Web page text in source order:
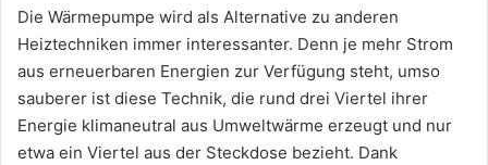
Die Wärmepumpe wird als Alternative zu anderen
Heiztechniken immer interessanter. Denn je mehr Strom
aus erneuerbaren Energien zur Verfügung steht, umso
sauberer ist diese Technik, die rund drei Viertel ihrer
Energie klimaneutral aus Umweltwärme erzeugt und nur
etwa ein Viertel aus der Steckdose bezieht. Dank